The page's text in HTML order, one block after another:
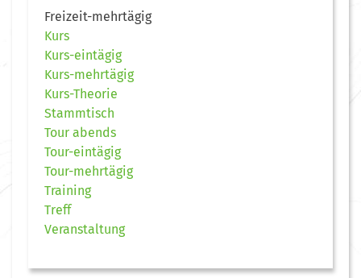
Freizeit-mehrtägig
Kurs
Kurs-eintägig
Kurs-mehrtägig
Kurs-Theorie
Stammtisch
Tour abends
Tour-eintägig
Tour-mehrtägig
Training
Treff
Veranstaltung